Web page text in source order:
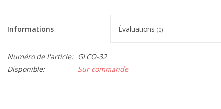
Informations Évaluations (0)
Numéro de l'article:
GLCO-32
Disponible:
Sur commande